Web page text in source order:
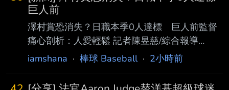
巨人前
澤村賞恐消失？日職本季0人達標 巨人前監督
痛心剖析：人愛輕鬆 記者陳昱慈/綜合報導
2026-08-06 16:51:51 隨著近代棒球投手分工
前讀賣巨人隊監督 、現任「澤村賞」選考委員
iamshana · 棒球 Baseball· 2小時前